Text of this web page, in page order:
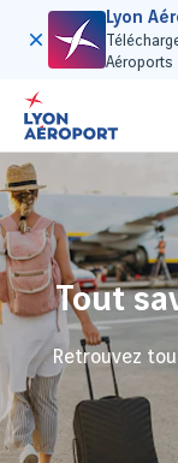
Lyon
Aéroports
Tout
Retrouvez